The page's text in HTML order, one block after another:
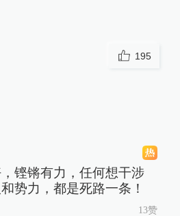
195
铿锵有力，任何想干涉
势力，都是死路一条！
13赞